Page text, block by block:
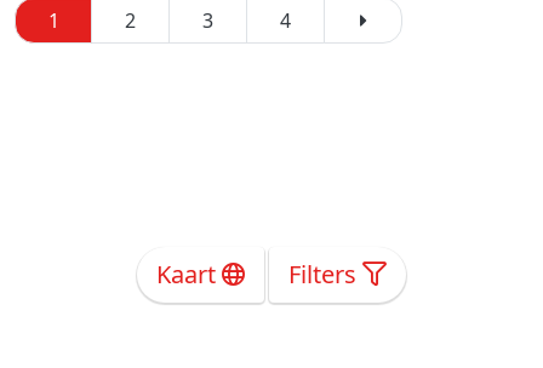
1 2 3 4
Kaart Filters